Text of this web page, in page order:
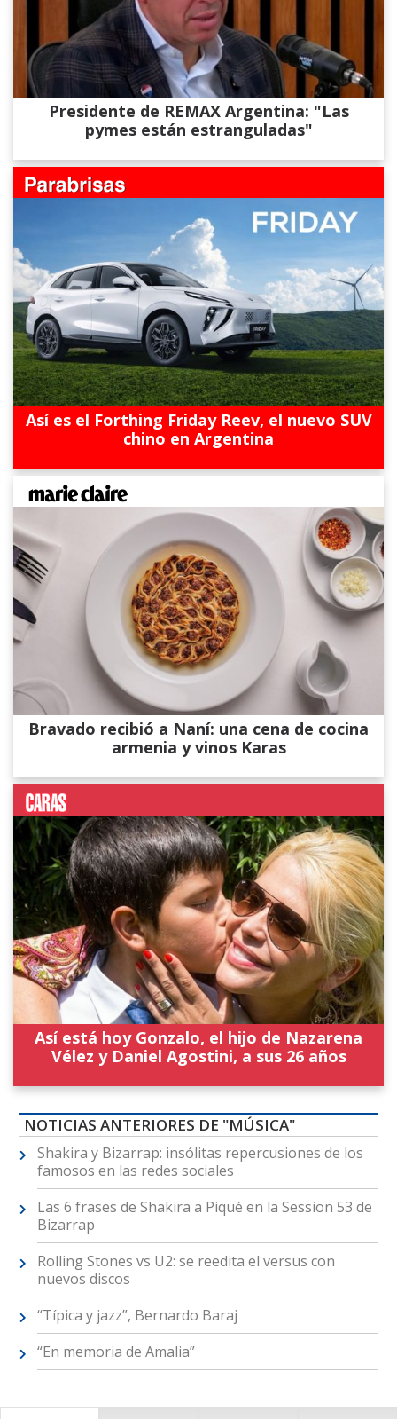
Presidente de REMAX Argentina: "Las
pymes están estranguladas"
Así es el Forthing Friday Reev, el nuevo SUV
chino en Argentina
Bravado recibió a Naní: una cena de cocina
armenia y vinos Karas
Así está hoy Gonzalo, el hijo de Nazarena
Vélez y Daniel Agostini, a sus 26 años
NOTICIAS ANTERIORES DE "MÚSICA"
Shakira y Bizarrap: insólitas repercusiones de los
famosos en las redes sociales
Las 6 frases de Shakira a Piqué en la Session 53 de
Bizarrap
Rolling Stones vs U2: se reedita el versus con
nuevos discos
“Típica y jazz”, Bernardo Baraj
“En memoria de Amalia”